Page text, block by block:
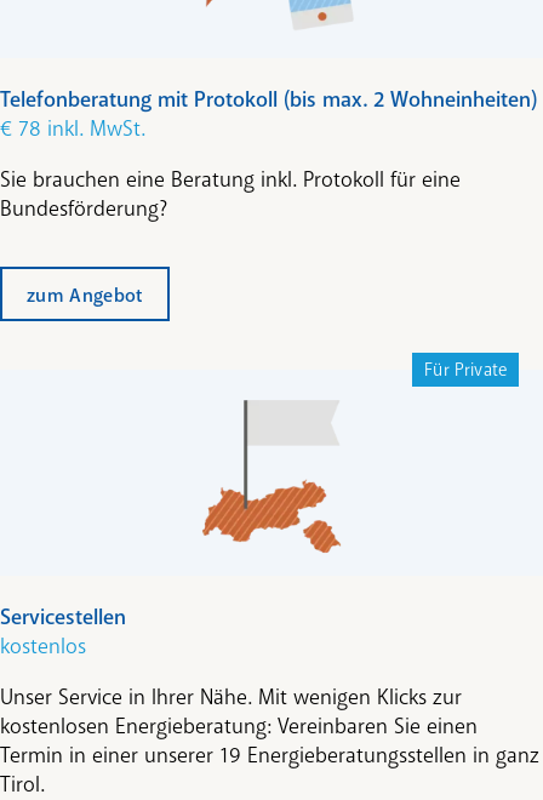
Telefonberatung mit Protokoll (bis max. 2 Wohneinheiten)
€ 78 inkl. MwSt.
Sie brauchen eine Beratung inkl. Protokoll für eine
Bundesförderung?
zum Angebot
Für Private
Servicestellen
kostenlos
Unser Service in Ihrer Nähe. Mit wenigen Klicks zur
kostenlosen Energieberatung: Vereinbaren Sie einen
Termin in einer unserer 19 Energieberatungsstellen in ganz
Tirol.